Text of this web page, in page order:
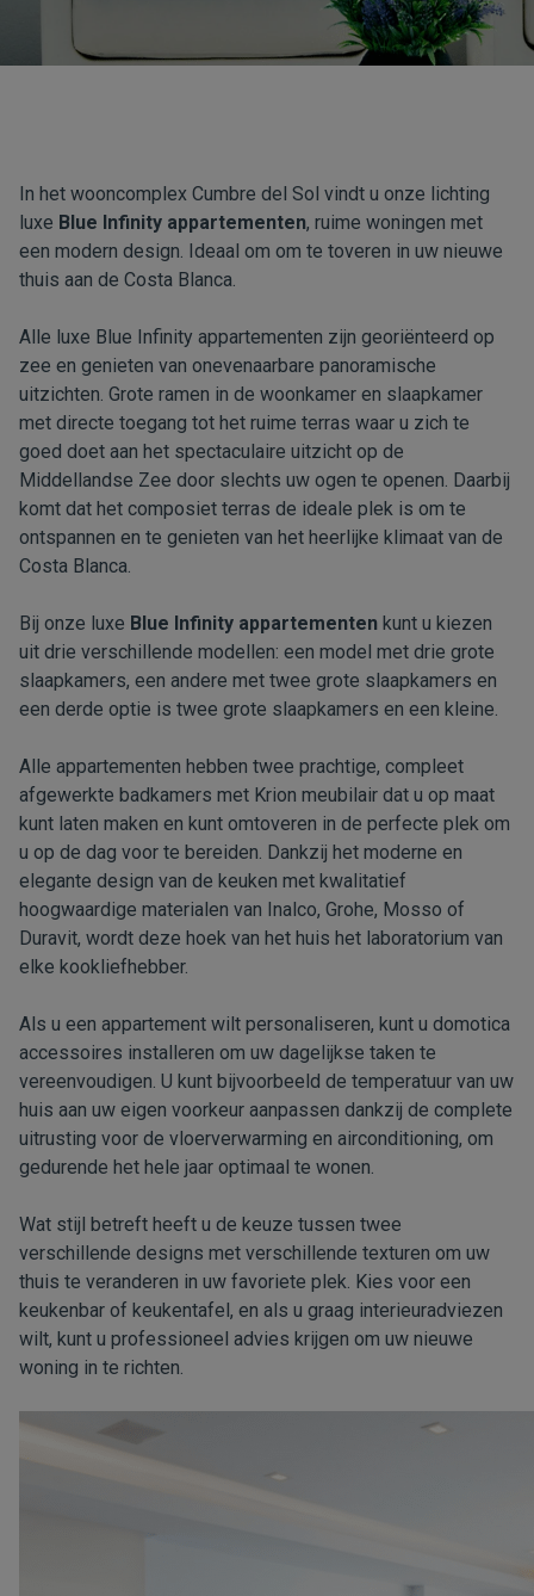
In het wooncomplex Cumbre del Sol vindt u onze lichting
luxe Blue Infinity appartementen, ruime woningen met
een modern design. Ideaal om om te toveren in uw nieuwe
thuis aan de Costa Blanca.
Alle luxe Blue Infinity appartementen zijn georiënteerd op
zee en genieten van onevenaarbare panoramische
uitzichten. Grote ramen in de woonkamer en slaapkamer
met directe toegang tot het ruime terras waar u zich te
goed doet aan het spectaculaire uitzicht op de
Middellandse Zee door slechts uw ogen te openen. Daarbij
komt dat het composiet terras de ideale plek is om te
ontspannen en te genieten van het heerlijke klimaat van de
Costa Blanca.
Bij onze luxe Blue Infinity appartementen kunt u kiezen
uit drie verschillende modellen: een model met drie grote
slaapkamers, een andere met twee grote slaapkamers en
een derde optie is twee grote slaapkamers en een kleine.
Alle appartementen hebben twee prachtige, compleet
afgewerkte badkamers met Krion meubilair dat u op maat
kunt laten maken en kunt omtoveren in de perfecte plek om
u op de dag voor te bereiden. Dankzij het moderne en
elegante design van de keuken met kwalitatief
hoogwaardige materialen van Inalco, Grohe, Mosso of
Duravit, wordt deze hoek van het huis het laboratorium van
elke kookliefhebber.
Als u een appartement wilt personaliseren, kunt u domotica
accessoires installeren om uw dagelijkse taken te
vereenvoudigen. U kunt bijvoorbeeld de temperatuur van uw
huis aan uw eigen voorkeur aanpassen dankzij de complete
uitrusting voor de vloerverwarming en airconditioning, om
gedurende het hele jaar optimaal te wonen.
Wat stijl betreft heeft u de keuze tussen twee
verschillende designs met verschillende texturen om uw
thuis te veranderen in uw favoriete plek. Kies voor een
keukenbar of keukentafel, en als u graag interieuradviezen
wilt, kunt u professioneel advies krijgen om uw nieuwe
woning in te richten.